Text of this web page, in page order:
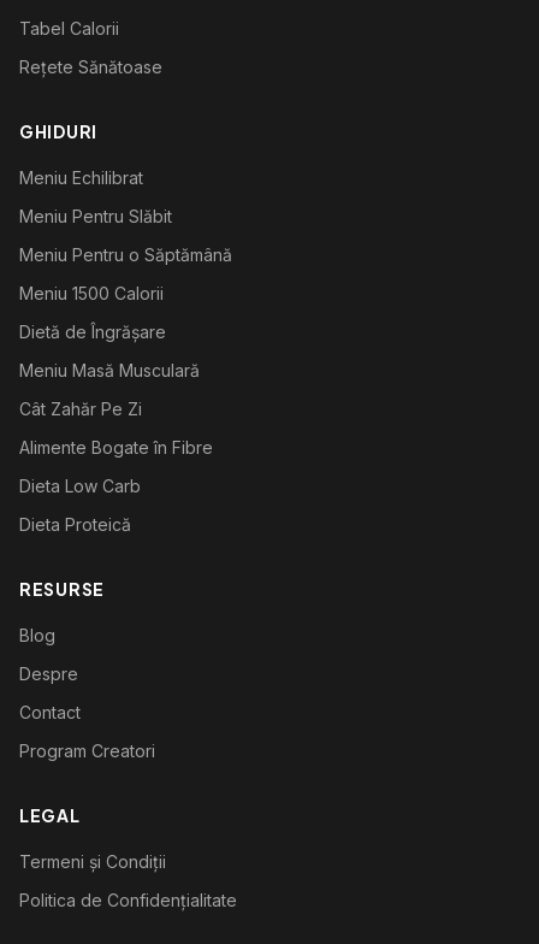
Tabel Calorii
Rețete Sănătoase
GHIDURI
Meniu Echilibrat
Meniu Pentru Slăbit
Meniu Pentru o Săptămână
Meniu 1500 Calorii
Dietă de Îngrășare
Meniu Masă Musculară
Cât Zahăr Pe Zi
Alimente Bogate în Fibre
Dieta Low Carb
Dieta Proteică
RESURSE
Blog
Despre
Contact
Program Creatori
LEGAL
Termeni și Condiții
Politica de Confidențialitate